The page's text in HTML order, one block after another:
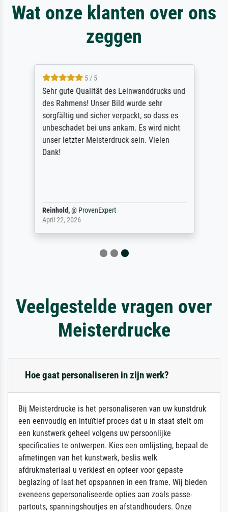
Wat onze klanten over ons
zeggen
5 / 5
Sehr gute Qualität des Leinwanddrucks und
des Rahmens! Unser Bild wurde sehr
sorgfältig und sicher verpackt, so dass es
unbeschadet bei uns ankam. Es wird nicht
unser letzter Meisterdruck sein. Vielen
Dank!
Reinhold,@ ProvenExpert
April 22, 2026
Veelgestelde vragen over
Meisterdrucke
Hoe gaat personaliseren in zijn werk?
Bij Meisterdrucke is het personaliseren van uw kunstdruk
een eenvoudig en intuïtief proces dat u in staat stelt om
een kunstwerk geheel volgens uw persoonlijke
specificaties te ontwerpen. Kies een omlijsting, bepaal de
afmetingen van het kunstwerk, beslis welk
afdrukmateriaal u verkiest en opteer voor gepaste
beglazing of laat het opspannen in een frame. Wij bieden
eveneens gepersonaliseerde opties aan zoals passe-
partouts, spanningshoutjes en afstandhouders. Onze